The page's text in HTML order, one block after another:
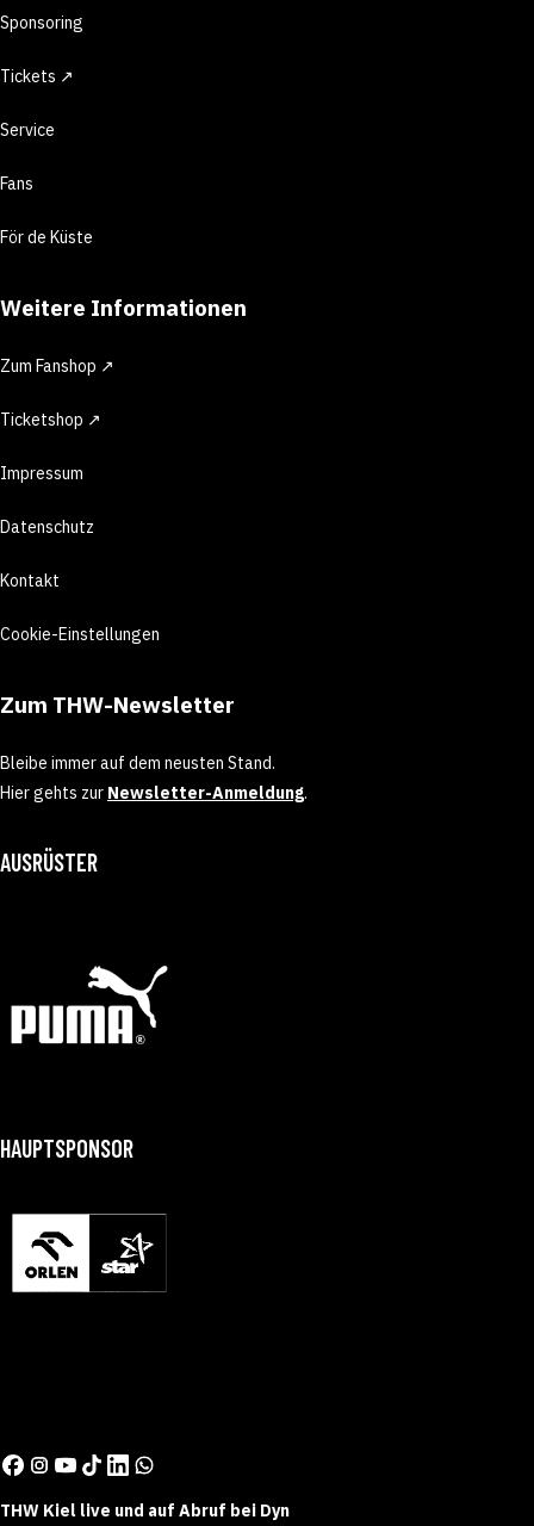
Sponsoring
Tickets ↗
Service
Fans
För de Küste
Weitere Informationen
Zum Fanshop ↗
Ticketshop ↗
Impressum
Datenschutz
Kontakt
Cookie-Einstellungen
Zum THW-Newsletter
Bleibe immer auf dem neusten Stand.
Hier gehts zur Newsletter-Anmeldung.
AUSRÜSTER
HAUPTSPONSOR
THW Kiel live und auf Abruf bei Dyn